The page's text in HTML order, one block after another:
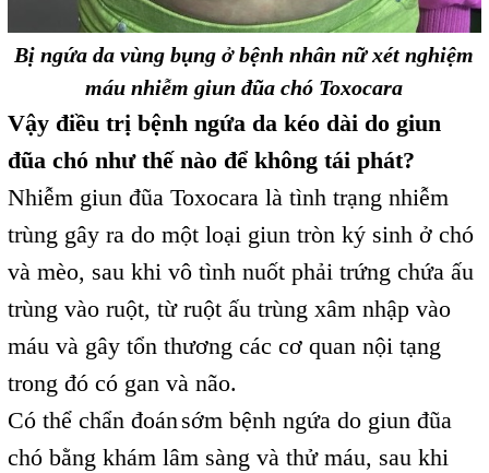
Bị ngứa da vùng bụng ở bệnh nhân nữ xét nghiệm
máu nhiễm giun đũa chó Toxocara
Vậy điều trị bệnh ngứa da kéo dài do giun
đũa chó như thế nào để không tái phát?
Nhiễm giun đũa Toxocara là tình trạng nhiễm
trùng gây ra do một loại giun tròn ký sinh ở chó
và mèo, sau khi vô tình nuốt phải trứng chứa ấu
trùng vào ruột, từ ruột ấu trùng xâm nhập vào
máu và gây tổn thương các cơ quan nội tạng
trong đó có gan và não.
Có thể chẩn đoán, sớm bệnh ngứa do giun đũa
chó bằng khám lâm sàng và thử máu, sau khi